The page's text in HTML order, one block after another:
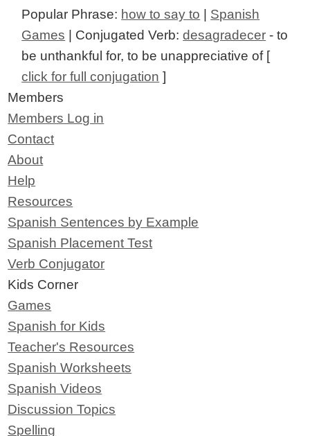
Popular Phrase: how to say to
Spanish
Games | Conjugated Verb:desagradecer - to
be unthankful for, to be unappreciative of [
click for full conjugation ]
Members
Members Log in
Contact
About
Help
Resources
Spanish Sentences by Example
Spanish Placement Test
Verb Conjugator
Kids Corner
Games
Spanish for Kids
Teacher's Resources
Spanish Worksheets
Spanish Videos
Discussion Topics
Spelling